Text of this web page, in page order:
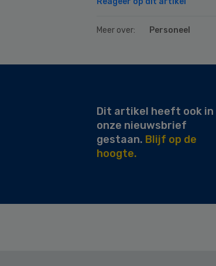
Meer over: Personeel
Dit artikel heeft ook in
onze nieuwsbrief
gestaan. Blijf op de
hoogte.